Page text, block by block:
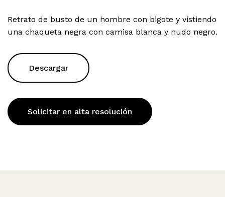
Retrato de busto de un hombre con bigote y vistiendo
una chaqueta negra con camisa blanca y nudo negro.
Descargar
Solicitar en alta resolución